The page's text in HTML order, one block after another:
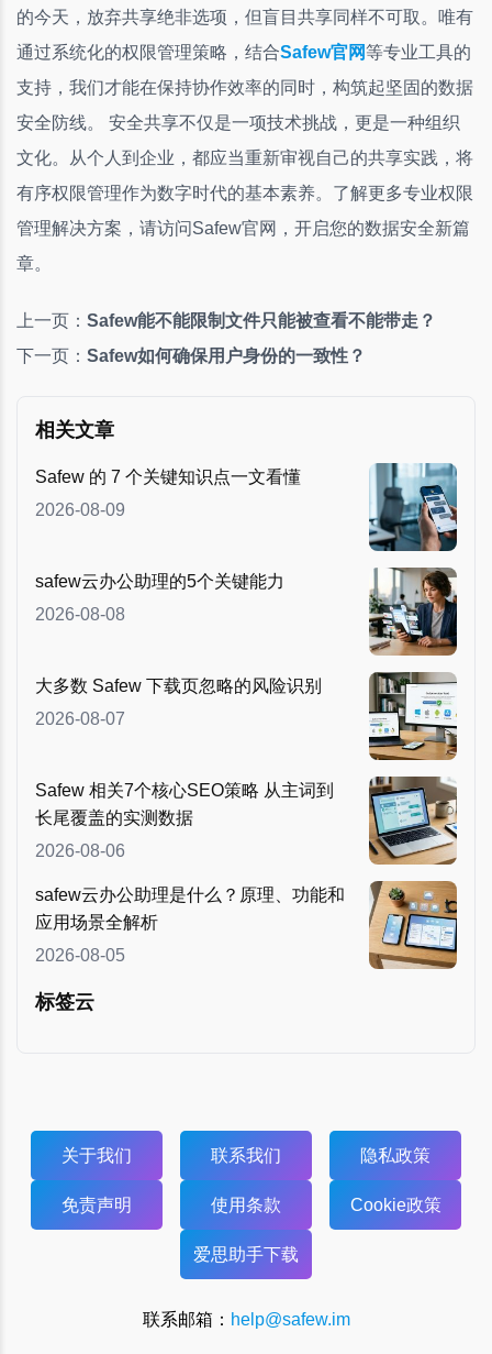
的今天，放弃共享绝非选项，但盲目共享同样不可取。唯有
通过系统化的权限管理策略，结合Safew官网等专业工具的
支持，我们才能在保持协作效率的同时，构筑起坚固的数据
安全防线。 安全共享不仅是一项技术挑战，更是一种组织
文化。从个人到企业，都应当重新审视自己的共享实践，将
有序权限管理作为数字时代的基本素养。了解更多专业权限
管理解决方案，请访问Safew官网，开启您的数据安全新篇
章。
上一页： Safew能不能限制文件只能被查看不能带走？
下一页： Safew如何确保用户身份的一致性？
相关文章
Safew 的 7 个关键知识点一文看懂
2026-08-09
safew云办公助理的5个关键能力
2026-08-08
大多数 Safew 下载页忽略的风险识别
2026-08-07
Safew 相关7个核心SEO策略 从主词到
长尾覆盖的实测数据
2026-08-06
safew云办公助理是什么？原理、功能和
应用场景全解析
2026-08-05
标签云
关于我们 联系我们 隐私政策
免责声明 使用条款 Cookie政策
爱思助手下载
联系邮箱： help@safew.im